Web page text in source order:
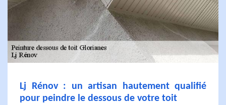
Lj Rénov : un artisan hautement qualifié
pour peindre le dessous de votre toit